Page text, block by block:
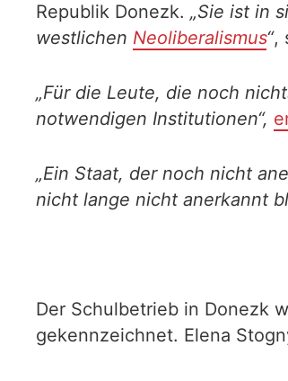
Republik Donezk. „Sie ist in
westlichen Neoliberalismus“,
„Für die Leute, die noch
notwendigen Institutionen“,
„Ein Staat, der noch nicht
nicht lange nicht anerkannt
Der Schulbetrieb in Donezk
gekennzeichnet. Elena